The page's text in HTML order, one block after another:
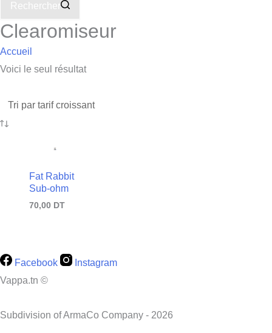
Rechercher
Clearomiseur
Accueil
Voici le seul résultat
Fat Rabbit
Sub-ohm
70,00 DT
Facebook
Instagram
Vappa.tn ©
Subdivision of ArmaCo Company - 2026